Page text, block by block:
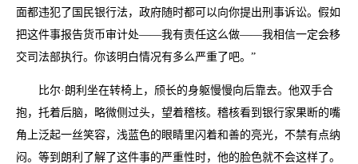
面都违犯了国民银行法，政府随时都可以向你提出刑事诉讼。假如
把这件事报告货币审计处——我有责任这么做——我相信一定会移
交司法部执行。你该明白情况有多么严重了吧。”
比尔·朗利坐在转椅上，颀长的身躯慢慢向后靠去。他双手合
抱，托着后脑，略微侧过头，望着稽核。稽核看到银行家果断的嘴
角上泛起一丝笑容，浅蓝色的眼睛里闪着和善的亮光，不禁有点纳
闷。等到朗利了解了这件事的严重性时，他的脸色就不会这样了。